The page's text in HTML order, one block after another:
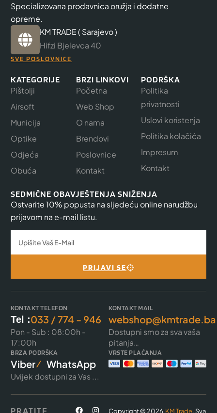
Specializovana prodavnica oružja i dodatne
opreme.
KM TRADE ( Sarajevo )
Hifzi Bjelevca 40
SVE POSLOVNICE
KATEGORIJE
Pištolji
Airsoft
Municija
Optike
Odjeća
Obuća
BRZI LINKOVI
Početna
Web Shop
O nama
Brendovi
Poslovnice
Kontakt
PODRŠKA
Politika
privatnosti
Uslovi koristenja
Politika kolačića
Impresum
Kontakt
SEDMIČNE OBAVJEŠTENJA SNIŽENJA
Ostvarite 10% popusta na sljedeću online narudžbu
prijavom na e-mail listu.
PRIJAVI SE
KONTAKT TELEFON
Tel :033 / 774 - 946
Pon - Sub : 08:00h -
17:00h
KONTAKT MAIL
webshop@kmtrade.ba
Dostupni smo za sva vaša
pitanja…
BRZA PODRŠKA
Viber WhatsApp
Uvijek dostupni za Vas ...
VRSTE PLAĆANJA
Copyright © 2026 KM Trade. Sva
PRATITE